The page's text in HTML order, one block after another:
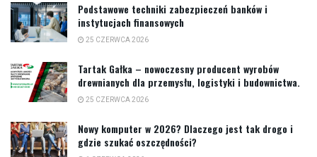
Podstawowe techniki zabezpieczeń banków i
instytucjach finansowych
25 CZERWCA 2026
Tartak Gałka – nowoczesny producent wyrobów
drewnianych dla przemysłu, logistyki i budownictwa.
25 CZERWCA 2026
Nowy komputer w 2026? Dlaczego jest tak drogo i
gdzie szukać oszczędności?